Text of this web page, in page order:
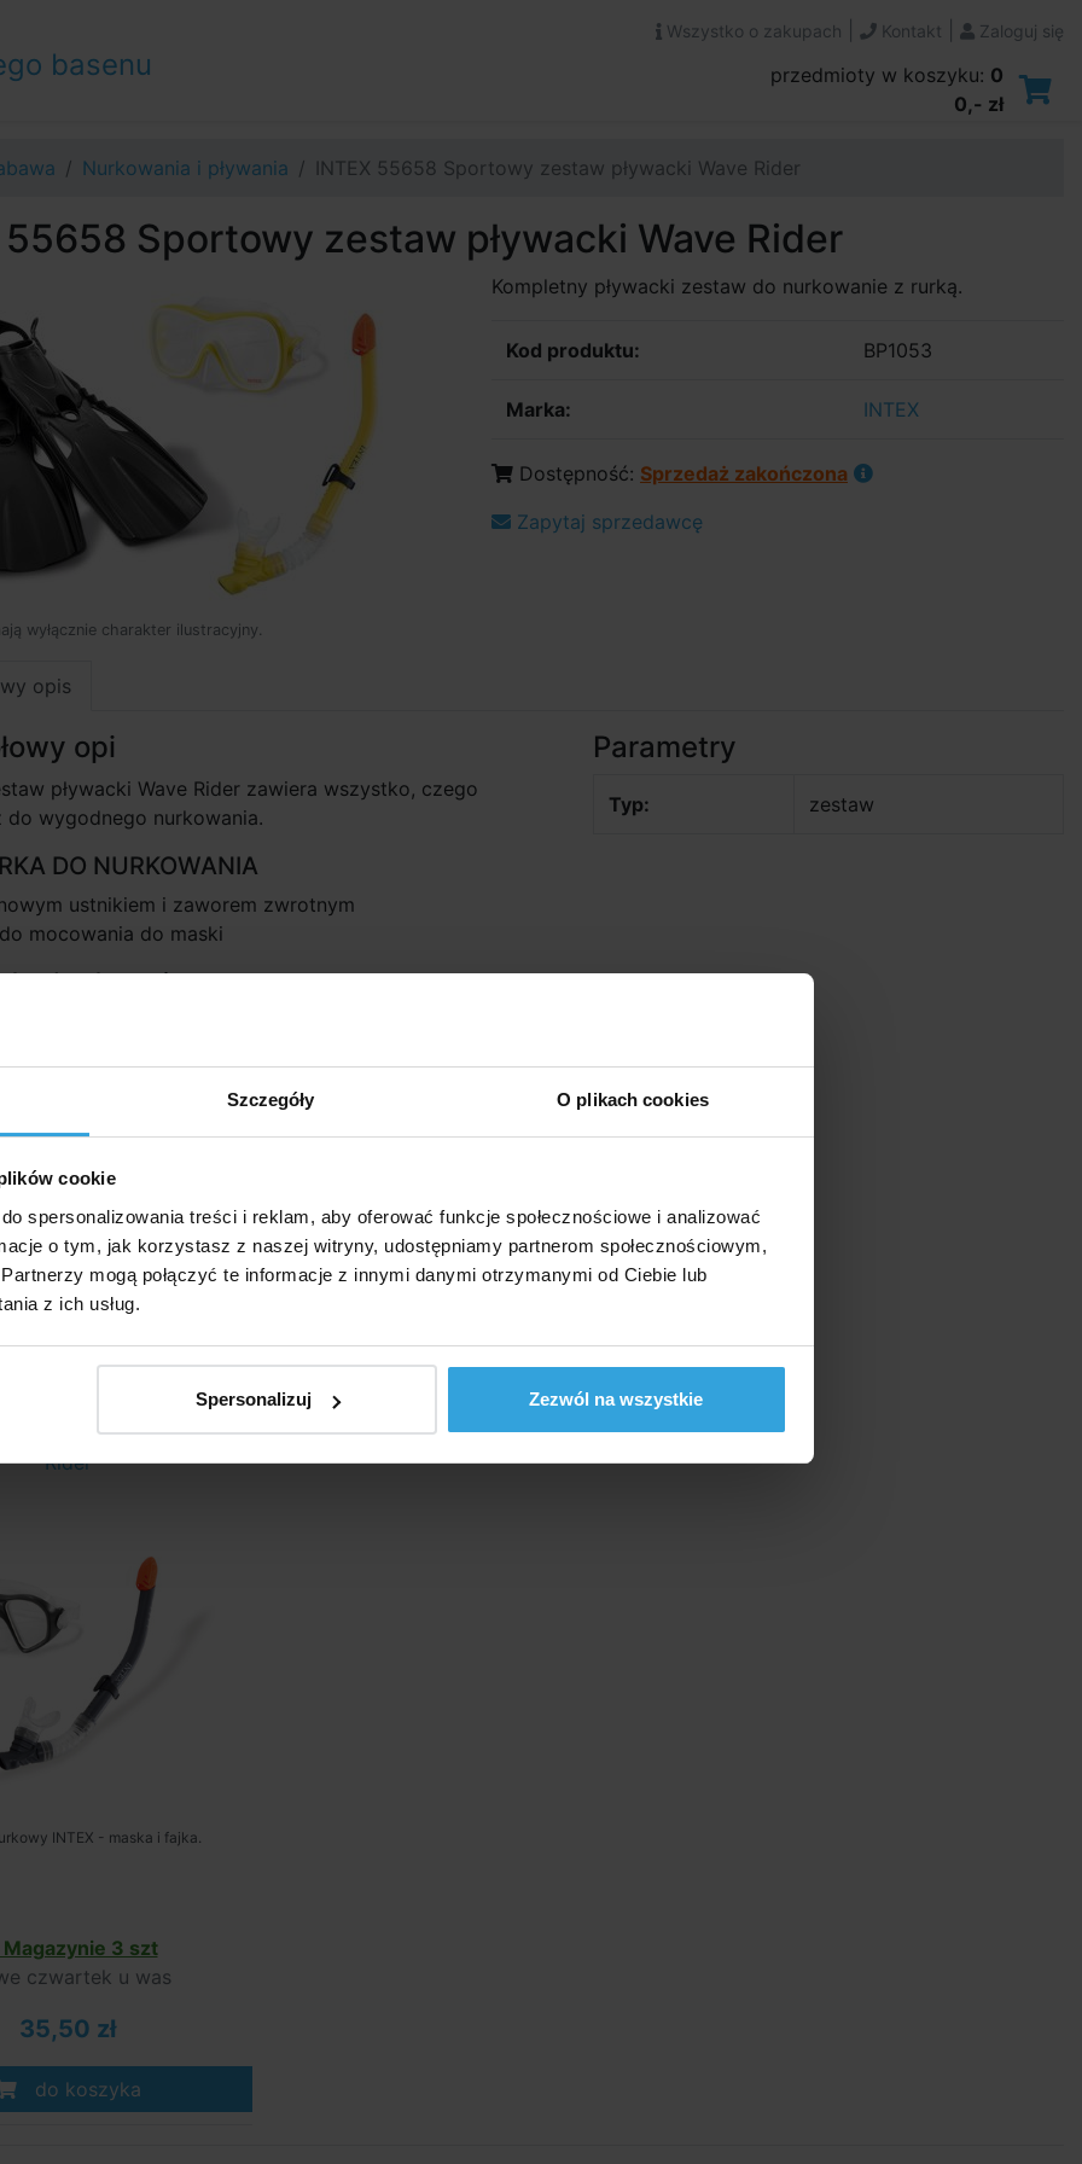
Szczegóły O plikach cookies
cookie
spersonalizowania treści i reklam, aby oferować funkcje społecznościowe i analizować
o tym, jak korzystasz z naszej witryny, udostępniamy partnerom społecznościowym,
mogą połączyć te informacje z innymi danymi otrzymanymi od Ciebie lub
z ich usług.
Spersonalizuj Zezwól na wszystkie
basenu
Wszystko o zakupach Kontakt Zaloguj się
przedmioty w koszyku: 0
0,- zł
Nurkowania i pływania INTEX 55658 Sportowy zestaw pływacki Wave Rider
55658 Sportowy zestaw pływacki Wave Rider
wyłącznie charakter ilustracyjny.
Kompletny pływacki zestaw do nurkowanie z rurką.
Kod produktu: BP1053
Marka: INTEX
Dostępność: Sprzedaż zakończona
Zapytaj sprzedawcę
opis
opi
pływacki Wave Rider zawiera wszystko, czego
do wygodnego nurkowania.
DO NURKOWANIA
ustnikiem i zaworem zwrotnym
mocowania do maski
do pływania
przed promieniowaniem ultrafioletowym i przed
od 8 lat
płetwy
pasek na piętę
pozwalają na dynamiczne odbicie
USA: 5–8
Parametry
Typ: zestaw
Zestaw pływacki Reef
Rider
INTEX - maska i fajka.
Magazynie 3 szt
czwartek u was
35,50 zł
do koszyka